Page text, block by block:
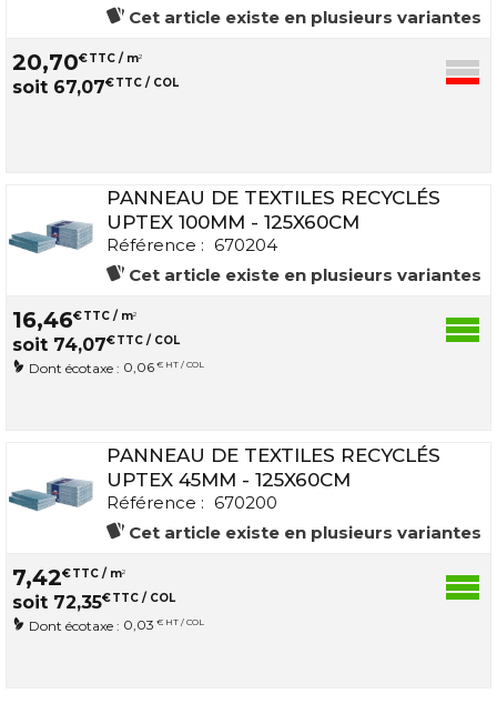
Cet article existe en plusieurs variantes
20,70€TTC / m2
soit 67,07€TTC / COL
PANNEAU DE TEXTILES RECYCLÉS
UPTEX 100MM - 125X60CM
Référence : 670204
Cet article existe en plusieurs variantes
16,46€TTC / m2
soit 74,07€TTC / COL
Dont écotaxe : 0,06 € HT / COL
PANNEAU DE TEXTILES RECYCLÉS
UPTEX 45MM - 125X60CM
Référence : 670200
Cet article existe en plusieurs variantes
7,42€TTC / m2
soit 72,35€TTC / COL
Dont écotaxe : 0,03 € HT / COL